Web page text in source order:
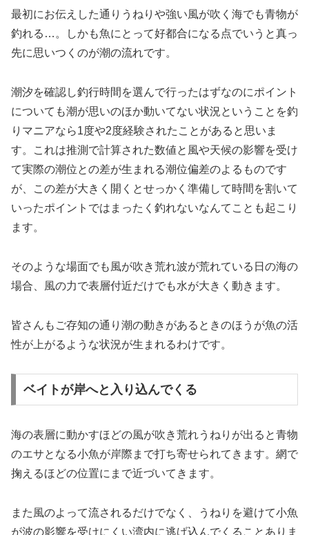
最初にお伝えした通りうねりや強い風が吹く海でも青物が
釣れる…。しかも魚にとって好都合になる点でいうと真っ
先に思いつくのが潮の流れです。
潮汐を確認し釣行時間を選んで行ったはずなのにポイント
についても潮が思いのほか動いてない状況ということを釣
りマニアなら1度や2度経験されたことがあると思いま
す。これは推測で計算された数値と風や天候の影響を受け
て実際の潮位との差が生まれる潮位偏差のよるものです
が、この差が大きく開くとせっかく準備して時間を割いて
いったポイントではまったく釣れないなんてことも起こり
ます。
そのような場面でも風が吹き荒れ波が荒れている日の海の
場合、風の力で表層付近だけでも水が大きく動きます。
皆さんもご存知の通り潮の動きがあるときのほうが魚の活
性が上がるような状況が生まれるわけです。
ベイトが岸へと入り込んでくる
海の表層に動かすほどの風が吹き荒れうねりが出ると青物
のエサとなる小魚が岸際まで打ち寄せられてきます。網で
掬えるほどの位置にまで近づいてきます。
また風のよって流されるだけでなく、うねりを避けて小魚
が波の影響を受けにくい湾内に逃げ込んでくることありま